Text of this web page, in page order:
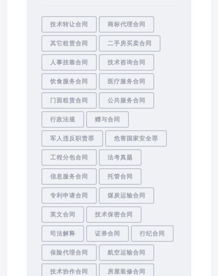
技术转让合同 商标代理合同
其它租赁合同 二手房买卖合同
人事挂靠合同 技术咨询合同
饮食服务合同 医疗服务合同
门面租赁合同 公共服务合同
行政法规 赠与合同
军人违反职责罪 危害国家安全罪
工程分包合同 法考真题
信息服务合同 托管合同
专利申请合同 煤炭运输合同
英文合同 技术保密合同
司法解释 证券合同 行纪合同
保险代理合同 航空运输合同
技术协作合同 房屋装修合同